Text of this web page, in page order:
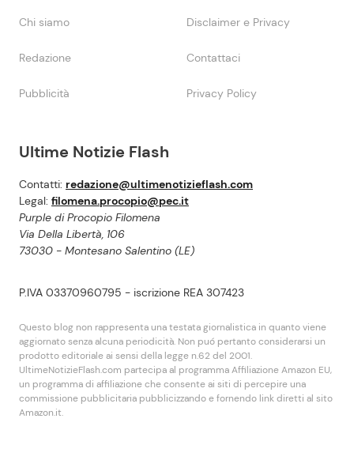
Ultime Notizie Flash
Contatti: redazione@ultimenotizieflash.com
Legal: filomena.procopio@pec.it
Purple di Procopio Filomena
Via Della Libertà, 106
73030 - Montesano Salentino (LE)
P.IVA 03370960795 - iscrizione REA 307423
Questo blog non rappresenta una testata giornalistica in quanto viene
aggiornato senza alcuna periodicità. Non puó pertanto considerarsi un
prodotto editoriale ai sensi della legge n.62 del 2001.
UltimeNotizieFlash.com partecipa al programma Affiliazione Amazon EU,
un programma di affiliazione che consente ai siti di percepire una
commissione pubblicitaria pubblicizzando e fornendo link diretti al sito
Amazon.it.
Chi siamo Disclaimer e Privacy
Redazione Contattaci
Pubblicità Privacy Policy